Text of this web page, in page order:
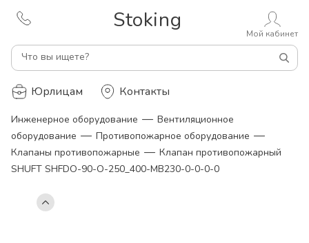
Stoking
Что вы ищете?
Мой кабинет
Юрлицам Контакты
Инженерное оборудование — Вентиляционное
оборудование — Противопожарное оборудование —
Клапаны противопожарные — Клапан противопожарный
SHUFT SHFDO-90-O-250_400-MB230-0-0-0-0